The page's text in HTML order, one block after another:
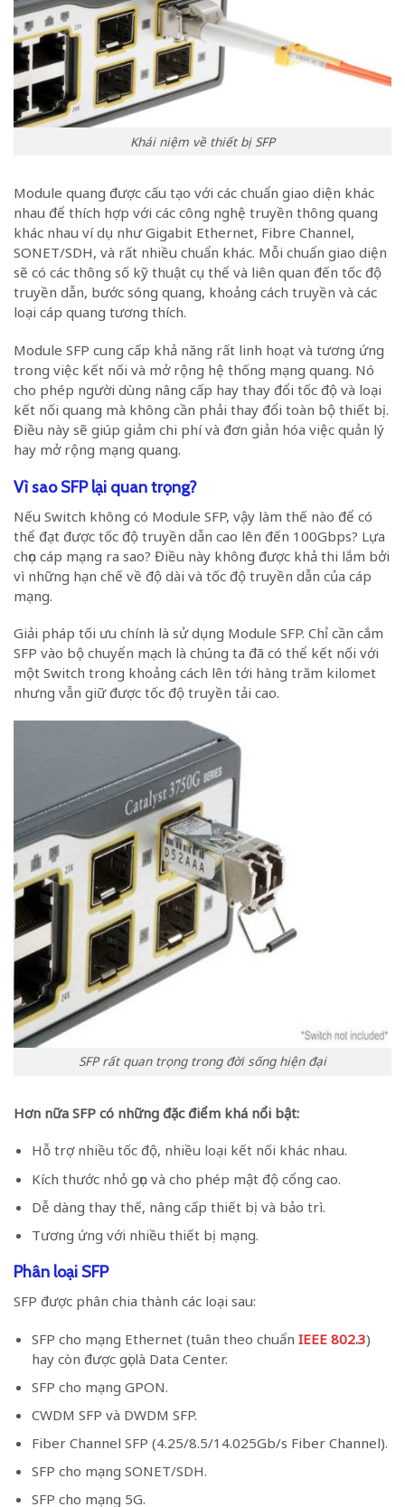
Khái niệm về thiết bị SFP
Module quang được cấu tạo với các chuẩn giao diện khác
nhau để thích hợp với các công nghệ truyền thông quang
khác nhau ví dụ như Gigabit Ethernet, Fibre Channel,
SONET/SDH, và rất nhiều chuẩn khác. Mỗi chuẩn giao diện
sẽ có các thông số kỹ thuật cụ thể và liên quan đến tốc độ
truyền dẫn, bước sóng quang, khoảng cách truyền và các
loại cáp quang tương thích.
Module SFP cung cấp khả năng rất linh hoạt và tương ứng
trong việc kết nối và mở rộng hệ thống mạng quang. Nó
cho phép người dùng nâng cấp hay thay đổi tốc độ và loại
kết nối quang mà không cần phải thay đổi toàn bộ thiết bị.
Điều này sẽ giúp giảm chi phí và đơn giản hóa việc quản lý
hay mở rộng mạng quang.
Vì sao SFP lại quan trọng?
Nếu Switch không có Module SFP, vậy làm thế nào để có
thể đạt được tốc độ truyền dẫn cao lên đến 100Gbps? Lựa
chọn cáp mạng ra sao? Điều này không được khả thi lắm bởi
vì những hạn chế về độ dài và tốc độ truyền dẫn của cáp
mạng.
Giải pháp tối ưu chính là sử dụng Module SFP. Chỉ cần cắm
SFP vào bộ chuyển mạch là chúng ta đã có thể kết nối với
một Switch trong khoảng cách lên tới hàng trăm kilomet
nhưng vẫn giữ được tốc độ truyền tải cao.
SFP rất quan trọng trong đời sống hiện đại
Hơn nữa SFP có những đặc điểm khá nổi bật:
Hỗ trợ nhiều tốc độ, nhiều loại kết nối khác nhau.
Kích thước nhỏ gọn và cho phép mật độ cổng cao.
Dễ dàng thay thế, nâng cấp thiết bị và bảo trì.
Tương ứng với nhiều thiết bị mạng.
Phân loại SFP
SFP được phân chia thành các loại sau:
SFP cho mạng Ethernet (tuân theo chuẩn IEEE 802.3)
hay còn được gọi là Data Center.
SFP cho mạng GPON.
CWDM SFP và DWDM SFP.
Fiber Channel SFP (4.25/8.5/14.025Gb/s Fiber Channel).
SFP cho mạng SONET/SDH.
SFP cho mạng 5G.